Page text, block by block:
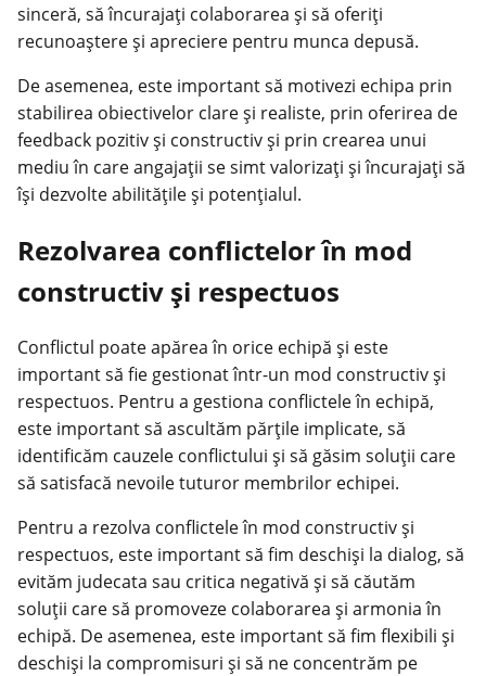
sinceră, să încurajați colaborarea și să oferiți
recunoaștere și apreciere pentru munca depusă.
De asemenea, este important să motivezi echipa prin
stabilirea obiectivelor clare și realiste, prin oferirea de
feedback pozitiv și constructiv și prin crearea unui
mediu în care angajații se simt valorizați și încurajați să
își dezvolte abilitățile și potențialul.
Rezolvarea conflictelor în mod
constructiv și respectuos
Conflictul poate apărea în orice echipă și este
important să fie gestionat într-un mod constructiv și
respectuos. Pentru a gestiona conflictele în echipă,
este important să ascultăm părțile implicate, să
identificăm cauzele conflictului și să găsim soluții care
să satisfacă nevoile tuturor membrilor echipei.
Pentru a rezolva conflictele în mod constructiv și
respectuos, este important să fim deschiși la dialog, să
evităm judecata sau critica negativă și să căutăm
soluții care să promoveze colaborarea și armonia în
echipă. De asemenea, este important să fim flexibili și
deschiși la compromisuri și să ne concentrăm pe